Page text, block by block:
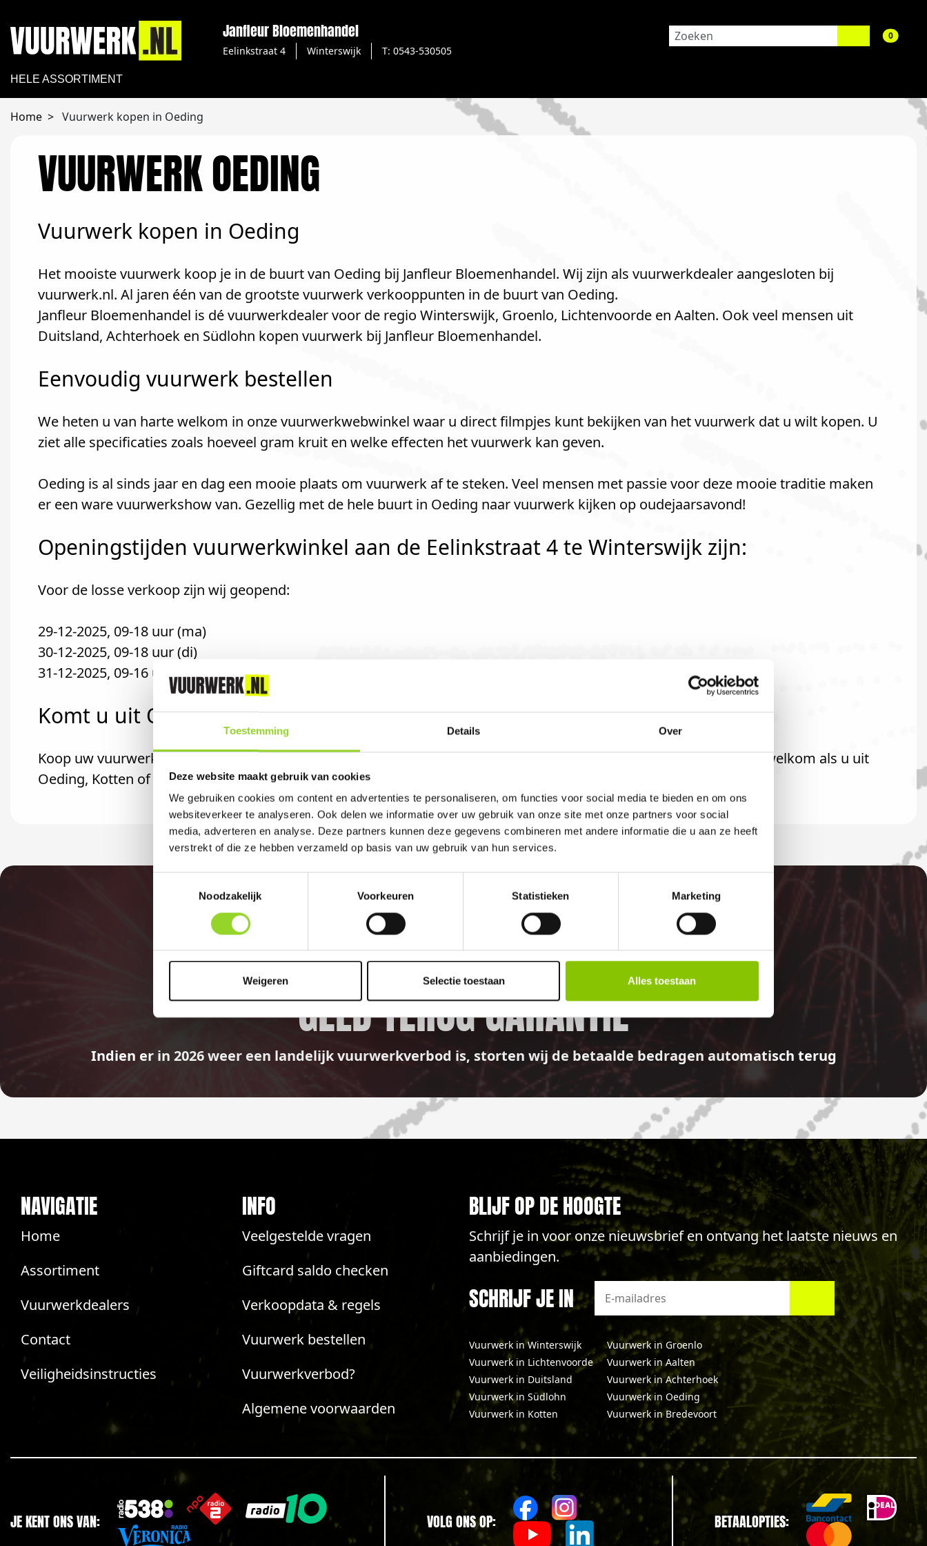
Toestemming Details Over
Deze website maakt gebruik van cookies
We gebruiken cookies om content en advertenties te personaliseren, om functies voor social media te bieden en om ons
websiteverkeer te analyseren. Ook delen we informatie over uw gebruik van onze site met onze partners voor social
media, adverteren en analyse. Deze partners kunnen deze gegevens combineren met andere informatie die u aan ze heeft
verstrekt of die ze hebben verzameld op basis van uw gebruik van hun services.
Noodzakelijk
Voorkeuren Statistieken Marketing
Weigeren Selectie toestaan Alles toestaan
Janfleur Bloemenhandel
Eelinkstraat 4 Winterswijk T: 0543-530505
0aantal
HELE ASSORTIMENT
Home Vuurwerk kopen in Oeding
VUURWERK OEDING
Vuurwerk kopen in Oeding
Het mooiste vuurwerk koop je in de buurt van Oeding bij Janfleur Bloemenhandel. Wij zijn als vuurwerkdealer aangesloten bij
vuurwerk.nl. Al jaren één van de grootste vuurwerk verkooppunten in de buurt van Oeding.
Janfleur Bloemenhandel is dé vuurwerkdealer voor de regio Winterswijk, Groenlo, Lichtenvoorde en Aalten. Ook veel mensen uit
Duitsland, Achterhoek en Südlohn kopen vuurwerk bij Janfleur Bloemenhandel.
Eenvoudig vuurwerk bestellen
We heten u van harte welkom in onze vuurwerkwebwinkel waar u direct filmpjes kunt bekijken van het vuurwerk dat u wilt kopen. U
ziet alle specificaties zoals hoeveel gram kruit en welke effecten het vuurwerk kan geven.
Oeding is al sinds jaar en dag een mooie plaats om vuurwerk af te steken. Veel mensen met passie voor deze mooie traditie maken
er een ware vuurwerkshow van. Gezellig met de hele buurt in Oeding naar vuurwerk kijken op oudejaarsavond!
Openingstijden vuurwerkwinkel aan de Eelinkstraat 4 te Winterswijk zijn:
Voor de losse verkoop zijn wij geopend:
29-12-2025, 09-18 uur (ma)
30-12-2025, 09-18 uur (di)
31-12-2025, 09-16 uur (wo)
Komt u uit Oeding?
Koop uw vuurwerk dan bij Janfleur Bloemenhandel in Winterswijk. U bent van harte welkom! U bent uiteraard ook welkom als u uit
Oeding, Kotten of Bredevoort komt.
100%
GELD TERUG GARANTIE
Indien er in 2026 weer een landelijk vuurwerkverbod is, storten wij de betaalde bedragen automatisch terug
NAVIGATIE
Home
Assortiment
Vuurwerkdealers
Contact
Veiligheidsinstructies
INFO
Veelgestelde vragen
Giftcard saldo checken
Verkoopdata & regels
Vuurwerk bestellen
Vuurwerkverbod?
Algemene voorwaarden
BLIJF OP DE HOOGTE
Schrijf je in voor onze nieuwsbrief en ontvang het laatste nieuws en
aanbiedingen.
SCHRIJF JE IN
Vuurwerk in Winterswijk
Vuurwerk in Groenlo
Vuurwerk in Lichtenvoorde
Vuurwerk in Aalten
Vuurwerk in Duitsland
Vuurwerk in Achterhoek
Vuurwerk in Südlohn
Vuurwerk in Oeding
Vuurwerk in Kotten
Vuurwerk in Bredevoort
JE KENT ONS VAN: VOLG ONS OP: BETAALOPTIES: